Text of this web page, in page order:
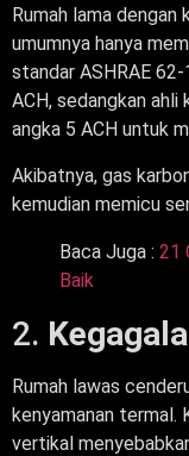
Rumah lama
umumnya hanya
standar ASHRAE
ACH, sedangkan
angka 5 ACH untuk
Akibatnya, gas
kemudian memicu
Baca Juga : 21
Baik
2.
Rumah lawas
kenyamanan termal.
vertikal